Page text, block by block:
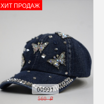
ХИТ ПРОДАЖ
00991
560 r